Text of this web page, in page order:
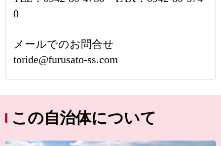
0
メールでのお問合せ
toride@furusato-ss.com
この自治体について